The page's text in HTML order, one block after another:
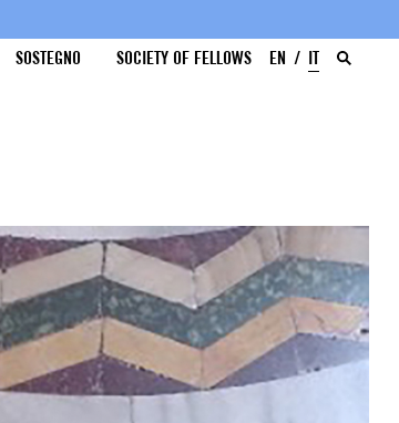
SOSTEGNO SOCIETY OF FELLOWS EN IT